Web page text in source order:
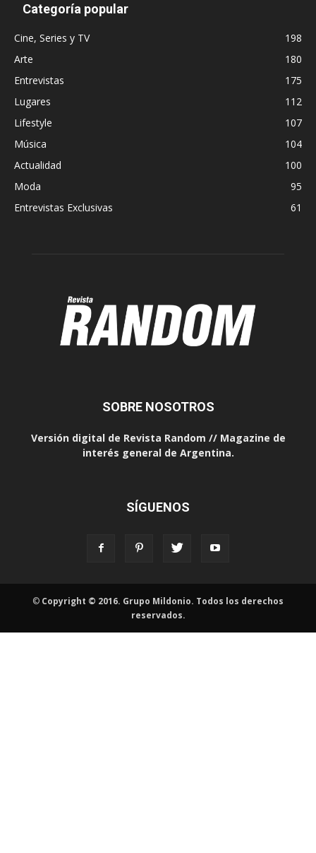
Categoría popular
Cine, Series y TV
198
Arte
180
Entrevistas
175
Lugares
112
Lifestyle
107
Música
104
Actualidad
100
Moda
95
Entrevistas Exclusivas
61
SOBRE NOSOTROS
Versión digital de Revista Random // Magazine de
interés general de Argentina.
SÍGUENOS
© Copyright © 2016. Grupo Mildonio. Todos los derechos
reservados.